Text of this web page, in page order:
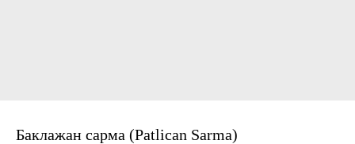
Баклажан сарма (Patlican Sarma)